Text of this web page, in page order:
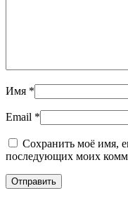
Имя *
Email *
Сохранить моё имя,
последующих моих